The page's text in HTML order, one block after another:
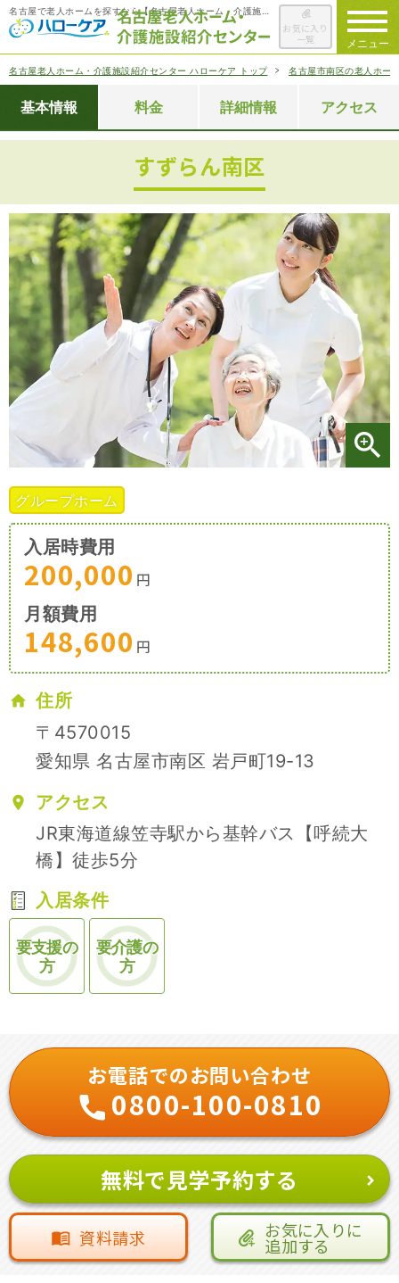
メニュー
お気に入り
一覧
ハローケアについて
老人ホームを検索する
施設選びのポイント
ご入居までの 流れ
会社概要
お役立ち情報 一覧
施設特集一覧
ブログ一覧
名古屋老人ホーム・介護施設紹介センター ハローケア トップ 名古屋市南区の老人ホー
基本情報 料金 詳細情報 アクセス
すずらん南区
グループホーム
入居時費用
200,000 円
月額費用
148,600 円
住所
〒4570015
愛知県 名古屋市南区 岩戸町19-13
アクセス
JR東海道線笠寺駅から基幹バス【呼続大
橋】徒歩5分
入居条件
要支援の
方
要介護の
方
お電話でのお問い合わせ
0800-100-0810
無料で見学予約する
資料請求 お気に入りに
追加する